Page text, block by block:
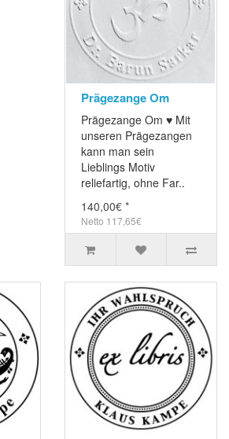
Prägezange Om
Prägezange Om ♥ Mit
unseren Prägezangen
kann man sein
Lieblings Motiv
reliefartig, ohne Far..
140,00€ *
Netto 117,65€